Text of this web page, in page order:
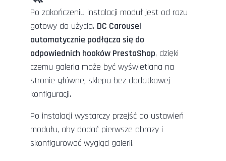
Po zakończeniu instalacji moduł jest od razu
gotowy do użycia. DC Carousel
automatycznie podłącza się do
odpowiednich hooków PrestaShop, dzięki
czemu galeria może być wyświetlana na
stronie głównej sklepu bez dodatkowej
konfiguracji.
Po instalacji wystarczy przejść do ustawień
modułu, aby dodać pierwsze obrazy i
skonfigurować wygląd galerii.